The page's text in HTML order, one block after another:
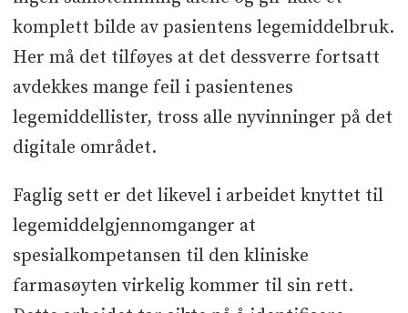
komplett bilde av pasientens legemiddelbruk.
Her må det tilføyes at det dessverre fortsatt
avdekkes mange feil i pasientenes
legemiddellister, tross alle nyvinninger på det
digitale området.
Faglig sett er det likevel i arbeidet knyttet til
legemiddelgjennomganger at
spesialkompetansen til den kliniske
farmasøyten virkelig kommer til sin rett.